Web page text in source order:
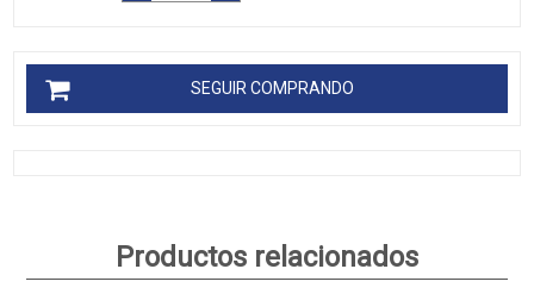
SEGUIR COMPRANDO
Productos relacionados